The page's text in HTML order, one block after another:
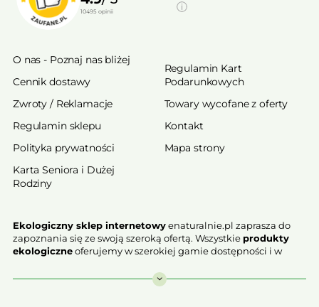
10495 opinii
O nas - Poznaj nas bliżej
Cennik dostawy
Zwroty / Reklamacje
Regulamin sklepu
Polityka prywatności
Karta Seniora i Dużej
Rodziny
Regulamin Kart
Podarunkowych
Towary wycofane z oferty
Kontakt
Mapa strony
Ekologiczny sklep internetowyenaturalnie.pl zaprasza do
zapoznania się ze swoją szeroką ofertą. Wszystkie produkty
ekologiczneoferujemy w szerokiej gamie dostępności i w
ekologiczne charakteryzują się najwyższą jakością.